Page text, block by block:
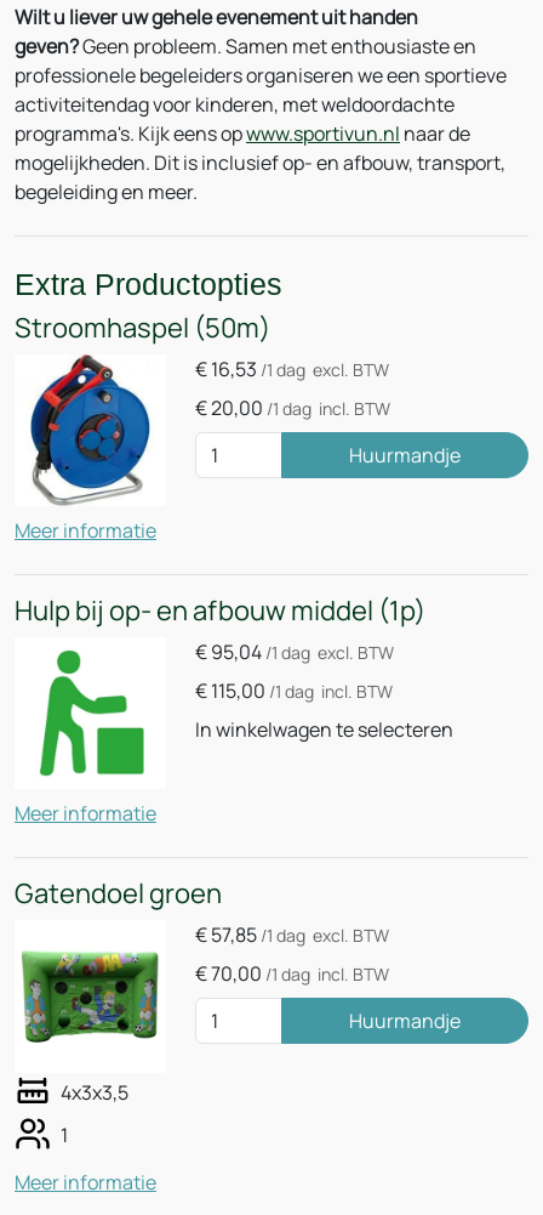
Wilt u liever uw gehele evenement uit handen
geven?Geen probleem. Samen met enthousiaste en
professionele begeleiders organiseren we een sportieve
activiteitendag voor kinderen, met weldoordachte
programma's. Kijk eens opwww.sportivun.nl naar de
mogelijkheden. Dit is inclusief op- en afbouw, transport,
begeleiding en meer.
Extra Productopties
Stroomhaspel (50m)
€16,53 /1 dag excl. BTW
€20,00 /1 dag incl. BTW
Huurmandje
Meer informatie
Hulp bij op- en afbouw middel (1p)
€95,04 /1 dag excl. BTW
€115,00 /1 dag incl. BTW
In winkelwagen te selecteren
Meer informatie
Gatendoel groen
€57,85 /1 dag excl. BTW
€70,00 /1 dag incl. BTW
Huurmandje
4x3x3,5
1
Meer informatie